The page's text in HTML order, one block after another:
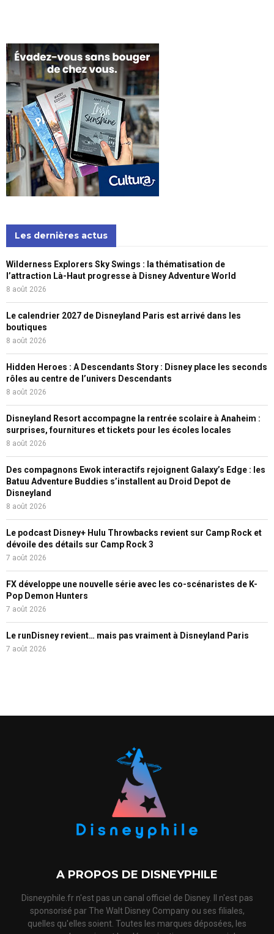
Les dernières actus
Wilderness Explorers Sky Swings : la thématisation de
l’attraction Là-Haut progresse à Disney Adventure World
8 août 2026
Le calendrier 2027 de Disneyland Paris est arrivé dans les
boutiques
8 août 2026
Hidden Heroes : A Descendants Story : Disney place les seconds
rôles au centre de l’univers Descendants
8 août 2026
Disneyland Resort accompagne la rentrée scolaire à Anaheim :
surprises, fournitures et tickets pour les écoles locales
8 août 2026
Des compagnons Ewok interactifs rejoignent Galaxy’s Edge : les
Batuu Adventure Buddies s’installent au Droid Depot de
Disneyland
8 août 2026
Le podcast Disney+ Hulu Throwbacks revient sur Camp Rock et
dévoile des détails sur Camp Rock 3
7 août 2026
FX développe une nouvelle série avec les co-scénaristes de K-
Pop Demon Hunters
7 août 2026
Le runDisney revient… mais pas vraiment à Disneyland Paris
7 août 2026
A PROPOS DE DISNEYPHILE
Disneyphile.fr n'est pas un canal officiel de Disney. Il n'est pas
sponsorisé par The Walt Disney Company ou ses filiales,
quelles qu'elles soient. Toutes les marques déposées, les